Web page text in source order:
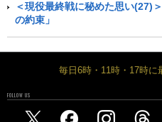
＜現役最終戦に秘めた思い(27)
の約束」
毎日6時・11時・17時に
FOLLOW US